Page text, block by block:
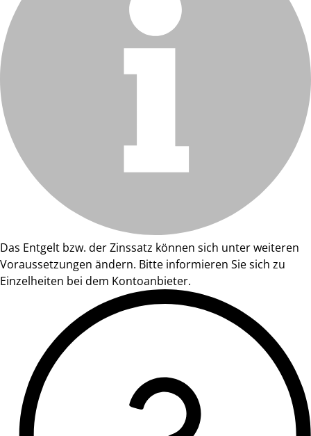
Das Entgelt bzw. der Zinssatz können sich unter weiteren
Voraussetzungen ändern. Bitte informieren Sie sich zu
Einzelheiten bei dem Kontoanbieter.